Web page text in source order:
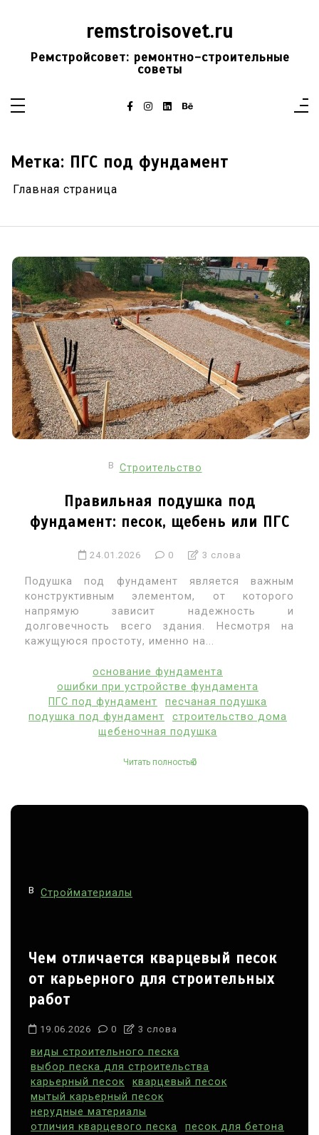
remstroisovet.ru
Ремстройсовет: ремонтно-строительные
советы
Метка: ПГС под фундамент
Главная страница
В Строительство
Правильная подушка под
фундамент: песок, щебень или ПГС
24.01.2026 0 3 слова
Подушка под фундамент является важным
конструктивным элементом, от которого
напрямую зависит надежность и
долговечность всего здания. Несмотря на
кажущуюся простоту, именно на...
основание фундамента
ошибки при устройстве фундамента
ПГС под фундамент
песчаная подушка
подушка под фундамент
строительство дома
щебеночная подушка
Читать полностью
В Стройматериалы
Чем отличается кварцевый песок
от карьерного для строительных
работ
19.06.2026 0 3 слова
виды строительного песка
выбор песка для строительства
карьерный песок
кварцевый песок
мытый карьерный песок
нерудные материалы
отличия кварцевого песка
песок для бетона